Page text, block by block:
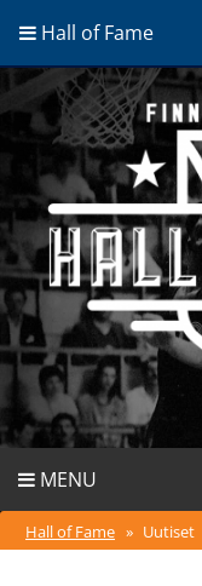
Hall of Fame
MENU
Hall of Fame » Uutiset